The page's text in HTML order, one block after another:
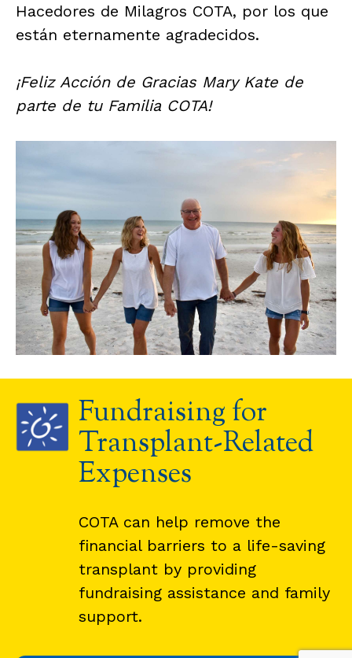
Hacedores de Milagros COTA, por los que
están eternamente agradecidos.
¡Feliz Acción de Gracias Mary Kate de
parte de tu Familia COTA!
Fundraising for
Transplant-Related
Expenses
COTA can help remove the
financial barriers to a life-saving
transplant by providing
fundraising assistance and family
support.